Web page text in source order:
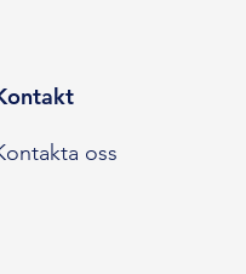
oss